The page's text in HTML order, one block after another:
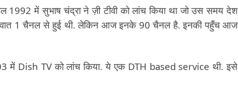
1992 में सुभाष चंद्रा ने ज़ी टीवी को लांच किया था जो उस समय देश
1 चैनल से हुई थी. लेकिन आज इनके 90 चैनल है. इनकी पहुँच आज
में Dish TV को लांच किया. ये एक DTH based service थी. इसे